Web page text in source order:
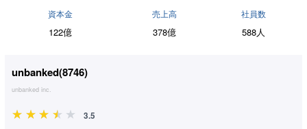
資本金
122億
売上高
378億
社員数
588人
unbanked(8746)
unbanked inc.
3.5